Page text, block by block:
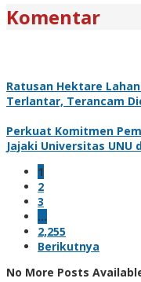
Komentar
Ratusan Hektare
Terlantar, Terancam
Perkuat Komitmen
Jajaki Universitas UNU
1
2
3
…
2,255
Berikutnya
No More Posts